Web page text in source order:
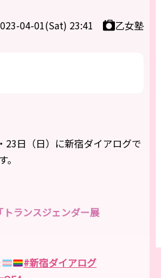
04-01(Sat) 23:41 乙女塾
23日（日）に新宿ダイアログで
ランスジェンダー展
#新宿ダイアログ